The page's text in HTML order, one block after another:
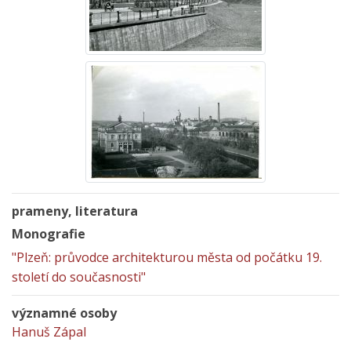
prameny, literatura
Monografie
"Plzeň: průvodce architekturou města od počátku 19.
století do současnosti"
významné osoby
Hanuš Zápal